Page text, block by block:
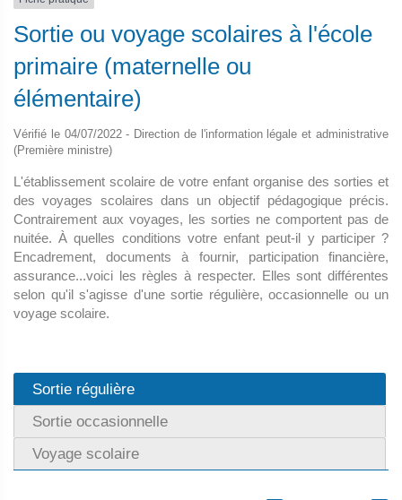
Sortie ou voyage scolaires à l'école
primaire (maternelle ou
élémentaire)
Vérifié le 04/07/2022 - Direction de l'information légale et administrative
(Première ministre)
L'établissement scolaire de votre enfant organise des sorties et
des voyages scolaires dans un objectif pédagogique précis.
Contrairement aux voyages, les sorties ne comportent pas de
nuitée. À quelles conditions votre enfant peut-il y participer ?
Encadrement, documents à fournir, participation financière,
assurance...voici les règles à respecter. Elles sont différentes
selon qu'il s'agisse d'une sortie régulière, occasionnelle ou un
voyage scolaire.
Sortie régulière
Sortie occasionnelle
Voyage scolaire